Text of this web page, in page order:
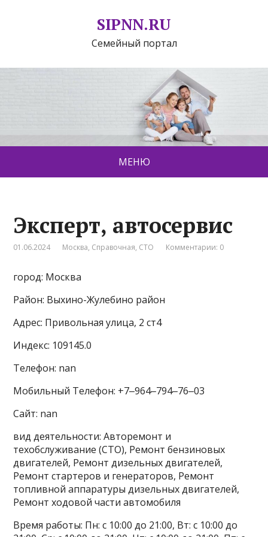
SIPNN.RU
Семейный портал
МЕНЮ
Эксперт, автосервис
01.06.2024 Москва, Справочная, СТО Комментарии: 0
город: Москва
Район: Выхино-Жулебино район
Адрес: Привольная улица, 2 ст4
Индекс: 109145.0
Телефон: nan
Мобильный Телефон: +7‒964‒794‒76‒03
Сайт: nan
вид деятельности: Авторемонт и
техобслуживание (СТО), Ремонт бензиновых
двигателей, Ремонт дизельных двигателей,
Ремонт стартеров и генераторов, Ремонт
топливной аппаратуры дизельных двигателей,
Ремонт ходовой части автомобиля
Время работы: Пн: с 10:00 до 21:00, Вт: с 10:00 до